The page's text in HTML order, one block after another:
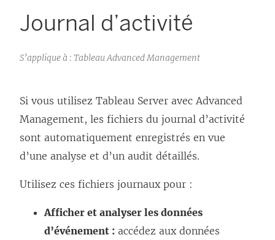
Journal d’activité
S’applique à : Tableau Advanced Management
Si vous utilisez Tableau Server avec Advanced
Management, les fichiers du journal d’activité
sont automatiquement enregistrés en vue
d’une analyse et d’un audit détaillés.
Utilisez ces fichiers journaux pour :
Afficher et analyser les données
d’événement : accédez aux données